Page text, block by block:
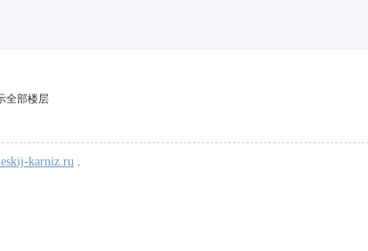
全部楼层
karniz.ru .